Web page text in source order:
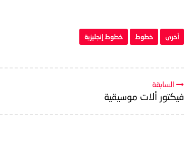
أخرى خطوط خطوط إنجليزية
السابقة
فيكتور ألات موسيقية